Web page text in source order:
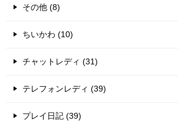
その他 (8)
ちいかわ (10)
チャットレディ (31)
テレフォンレディ (39)
プレイ日記 (39)